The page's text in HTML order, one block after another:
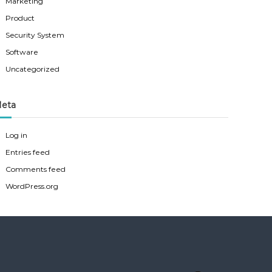
Product
Security System
Software
Uncategorized
Log in
Entries feed
Comments feed
WordPress.org